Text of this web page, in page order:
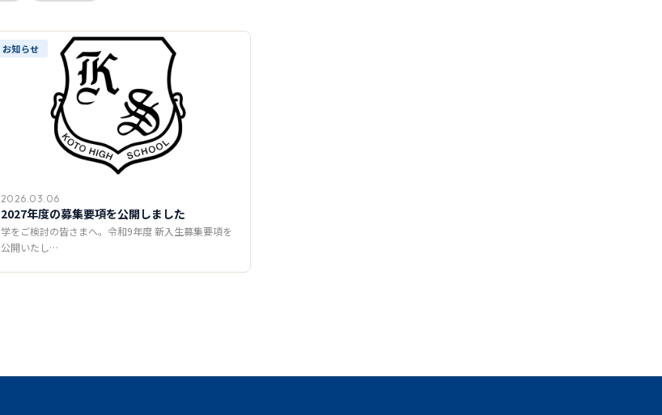
お知らせ
2026.03.06
2027年度の募集要項を公開しました
学をご検討の皆さまへ。令和9年度 新入生募集要項を
公開いたし…